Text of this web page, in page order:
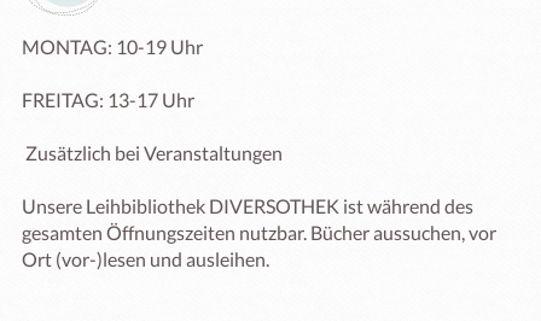
MONTAG: 10-19 Uhr
FREITAG: 13-17 Uhr
Unsere Leihbibliothek DIVERSOTHEK ist während des
gesamten Öffnungszeiten nutzbar. Bücher aussuchen, vor
Ort (vor-)lesen und ausleihen.